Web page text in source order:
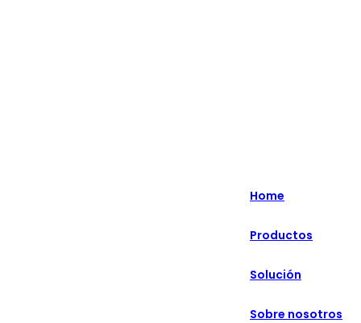
русский
Home
Productos
Solución
Sobre nosotros